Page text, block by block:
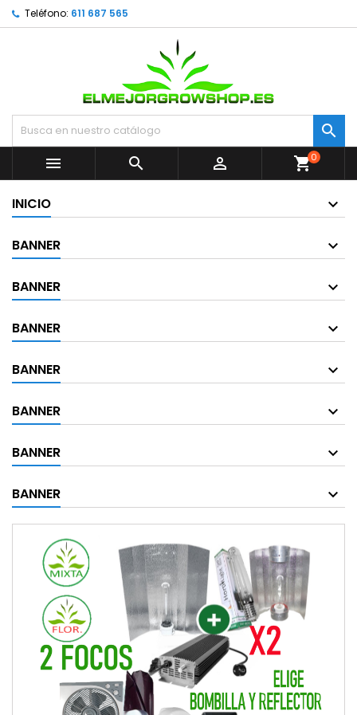
Teléfono: 611 687 565


  shopping_cart0
INICIO
BANNER
BANNER
BANNER
BANNER
BANNER
BANNER
BANNER